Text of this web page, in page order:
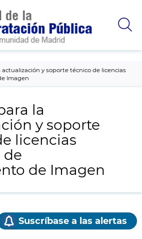
actualización y soporte técnico de licencias
Imagen
la
y soporte
licencias
de
de Imagen
Suscríbase a las alertas